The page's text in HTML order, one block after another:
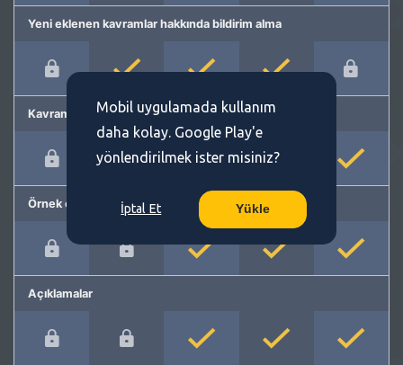
Yeni eklenen kavramlar hakkında bildirim alma
Kavram önerme
Örnek cümleler
Açıklamalar
Mobil uygulamada kullanım
daha kolay. Google Play'e
yönlendirilmek ister misiniz?
İptal Et Yükle